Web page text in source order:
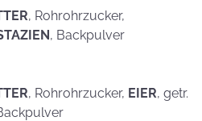
, Rohrohrzucker,
, Backpulver
, Rohrohrzucker, EIER, getr.